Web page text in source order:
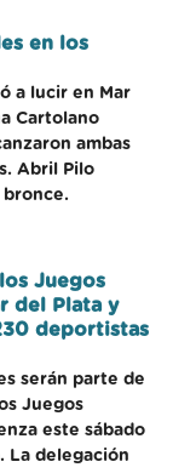
en los
a lucir en Mar
Cartolano
ambas
Abril Pilo
Juegos
del Plata y
deportistas
serán parte de
Juegos
este sábado
La delegación